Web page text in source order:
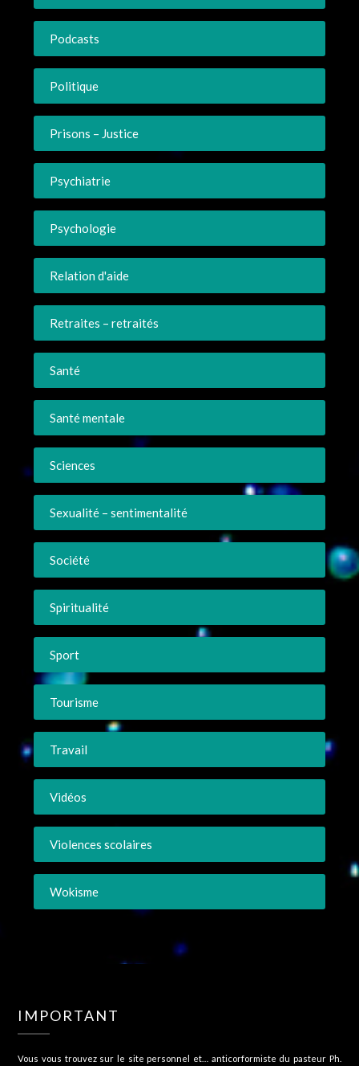
Podcasts
Politique
Prisons – Justice
Psychiatrie
Psychologie
Relation d'aide
Retraites – retraités
Santé
Santé mentale
Sciences
Sexualité – sentimentalité
Société
Spiritualité
Sport
Tourisme
Travail
Vidéos
Violences scolaires
Wokisme
IMPORTANT
Vous vous trouvez sur le site personnel et… anticorformiste du pasteur Ph.